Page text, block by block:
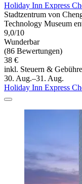
Holiday Inn Express
Stadtzentrum von
Technology Museum
9,0/10
Wunderbar
(86 Bewertungen)
38 €
inkl. Steuern &
30. Aug.–31. Aug.
Holiday Inn Express